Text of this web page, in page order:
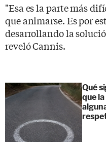
"Esa es la parte más
que animarse. Es por
desarrollando la
reveló Cannis.
Qué
que